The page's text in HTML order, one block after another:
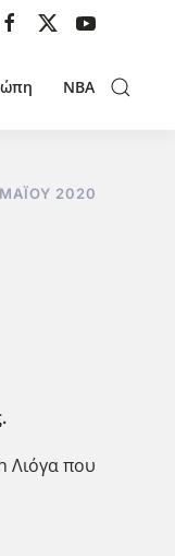
NBA
2020
Λιόγα που